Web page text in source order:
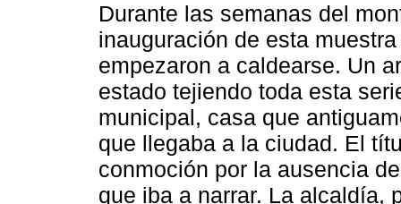
Durante las semanas del
inauguración de esta
empezaron a caldearse. Un
estado tejiendo toda esta
municipal, casa que
que llegaba a la ciudad. El
conmoción por la ausencia
que iba a narrar. La alcaldía,